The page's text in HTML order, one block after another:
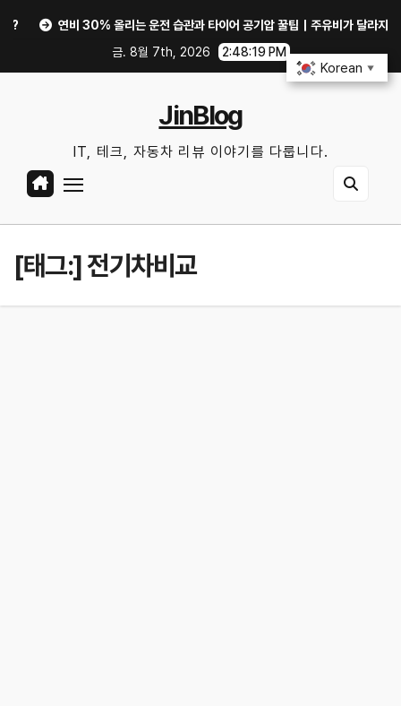
연비 30% 올리는 운전 습관과 타이어 공기압 꿀팁｜주유비가 달라지는 핵심
금. 8월 7th, 2026
2:48:19 PM
JinBlog
IT, 테크, 자동차 리뷰 이야기를 다룹니다.
[태그:]전기차비교
Korean ▼